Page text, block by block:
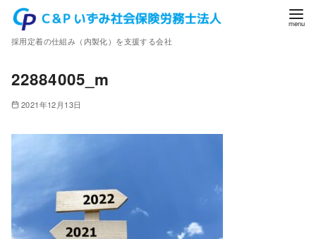
採用定着の仕組み（内製化）を支援する会社
22884005_m
2021年12月13日